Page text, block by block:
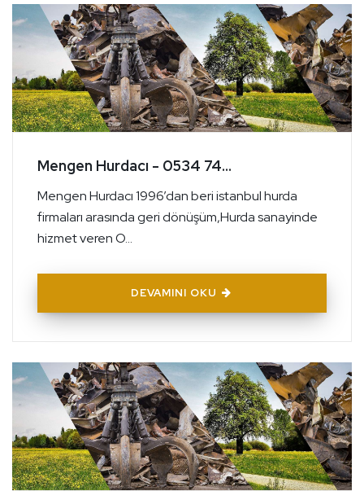
Mengen Hurdacı - 0534 74...
Mengen Hurdacı 1996’dan beri istanbul hurda
firmaları arasında geri dönüşüm,Hurda sanayinde
hizmet veren O...
DEVAMINI OKU